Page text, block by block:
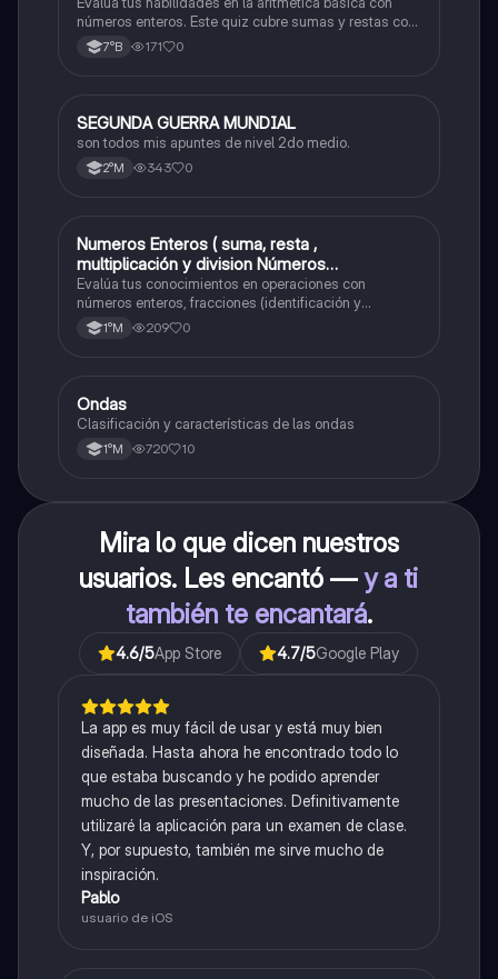
números enteros. Este quiz cubre sumas y restas con
números positivos y negativos.
7°B 171 0
Historia
SEGUNDA GUERRA MUNDIAL
son todos mis apuntes de nivel 2do medio.
2°M 343 0
Matemáticas
Numeros Enteros ( suma, resta ,
multiplicación y division Números
Fraccionarios si es Propia o Impropia o mixto
( suma , resta , multiplicación y división)
Porcentaje ( fracción, porcentual y decimal).
Evalúa tus conocimientos en operaciones con
números enteros, fracciones (identificación y
operaciones) y conversiones de porcentajes (fracción,
decimal y viceversa).
1°M 209 0
Física
Ondas
Clasificación y características de las ondas
1°M 720 10
Mira lo que dicen nuestros
usuarios. Les encantó —y a ti
también te encantará.
4.6/5App Store 4.7/5Google Play
La app es muy fácil de usar y está muy bien
diseñada. Hasta ahora he encontrado todo lo
que estaba buscando y he podido aprender
mucho de las presentaciones. Definitivamente
utilizaré la aplicación para un examen de clase.
Y, por supuesto, también me sirve mucho de
inspiración.
Pablo
usuario de iOS